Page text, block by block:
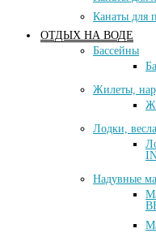
Канаты для
ОТДЫХ НА ВОДЕ
Баcсейны
Жилеты,
Лодки, весла
Надувные